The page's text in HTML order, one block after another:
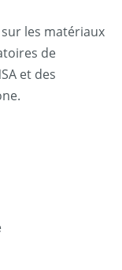
les matériaux
de
et des